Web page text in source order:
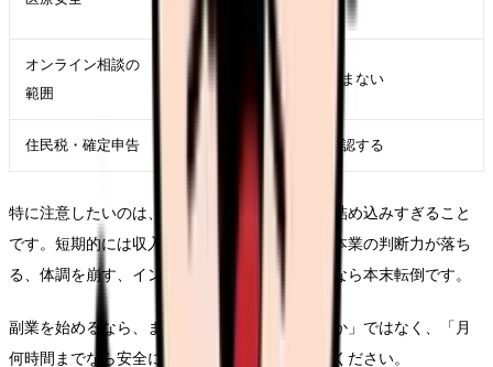
を確認
オンライン相談の
範囲
診断・治療指示に踏み込まない
住民税・確定申告 税務上の扱いを自分で確認する
特に注意したいのは、夜勤明けや休日に副業を詰め込みすぎること
です。短期的には収入が増えても、睡眠不足で本業の判断力が落ち
る、体調を崩す、インシデントリスクが上がるなら本末転倒です。
副業を始めるなら、まず「月いくら増やしたいか」ではなく、「月
何時間までなら安全に増やせるか」から考えてください。